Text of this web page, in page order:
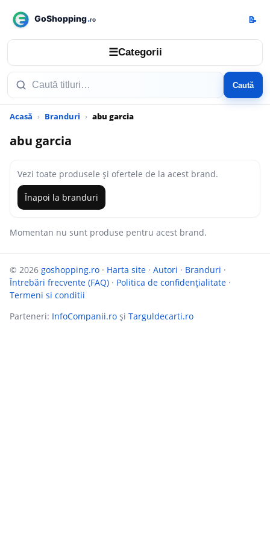
☰Categorii
Caută
📝
Acasă Branduri abu garcia
abu garcia
Vezi toate produsele și ofertele de la acest brand.
Înapoi la branduri
Momentan nu sunt produse pentru acest brand.
© 2026 goshopping.ro · Harta site · Autori · Branduri ·
Întrebări frecvente (FAQ) · Politica de confidențialitate ·
Termeni si conditii
Parteneri: InfoCompanii.ro și Targuldecarti.ro